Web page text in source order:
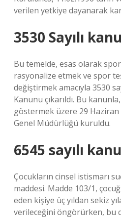
verilen yetkiye dayanarak
3530 Sayılı
Bu temelde, esas olarak
rasyonalize etmek ve spor
değiştirmek amacıyla 3530
Kanunu çıkarıldı. Bu
göstermek üzere 29 Haziran
Genel Müdürlüğü kuruldu.
6545 sayılı
Çocukların cinsel istismarı
maddesi. Madde 103/1,
eden kişiye üç yıldan sekiz
verileceğini öngörürken, bu